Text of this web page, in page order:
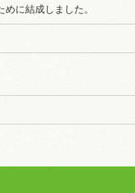
に結成しました。